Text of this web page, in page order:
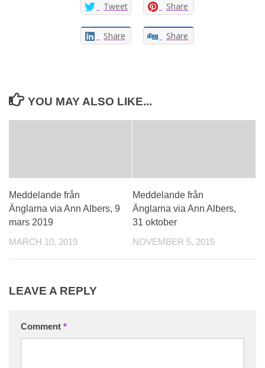
Tweet Share
Share Share
YOU MAY ALSO LIKE...
Meddelande från
Änglarna via Ann Albers, 9
mars 2019
MARCH 10, 2019
Meddelande från
Änglarna via Ann Albers,
31 oktober
NOVEMBER 5, 2015
LEAVE A REPLY
Comment *